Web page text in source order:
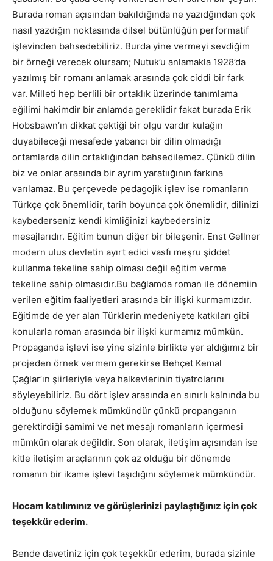
Burada roman açısından bakıldığında ne yazıdğından çok
nasıl yazdığın noktasında dilsel bütünlüğün performatif
işlevinden bahsedebiliriz. Burda yine vermeyi sevdiğim
bir örneği verecek olursam; Nutuk’u anlamakla 1928’da
yazılmış bir romanı anlamak arasında çok ciddi bir fark
var. Milleti hep berlili bir ortaklık üzerinde tanımlama
eğilimi hakimdir bir anlamda gereklidir fakat burada Erik
Hobsbawn’ın dikkat çektiği bir olgu vardır kulağın
duyabileceği mesafede yabancı bir dilin olmadığı
ortamlarda dilin ortaklığından bahsedilemez. Çünkü dilin
biz ve onlar arasında bir ayrım yaratıığının farkına
varılamaz. Bu çerçevede pedagojik işlev ise romanların
Türkçe çok önemlidir, tarih boyunca çok önemlidir, dilinizi
kaybederseniz kendi kimliğinizi kaybedersiniz
mesajlarıdır. Eğitim bunun diğer bir bileşenir. Enst Gellner
modern ulus devletin ayırt edici vasfı meşru şiddet
kullanma tekeline sahip olması değil eğitim verme
tekeline sahip olmasıdır.Bu bağlamda roman ile dönemiin
verilen eğitim faaliyetleri arasında bir ilişki kurmamızdır.
Eğitimde de yer alan Türklerin medeniyete katkıları gibi
konularla roman arasında bir ilişki kurmamız mümkün.
Propaganda işlevi ise yine sizinle birlikte yer aldığımız bir
projeden örnek vermem gerekirse Behçet Kemal
Çağlar’ın şiirleriyle veya halkevlerinin tiyatrolarını
söyleyebiliriz. Bu dört işlev arasında en sınırlı kalnında bu
olduğunu söylemek mümkündür çünkü propanganın
gerektirdiği samimi ve net mesajı romanların içermesi
mümkün olarak değildir. Son olarak, iletişim açısından ise
kitle iletişim araçlarının çok az olduğu bir dönemde
romanın bir ikame işlevi taşıdığını söylemek mümkündür.
Hocam katılımınız ve görüşlerinizi paylaştığınız için çok
teşekkür ederim.
Bende davetiniz için çok teşekkür ederim, burada sizinle